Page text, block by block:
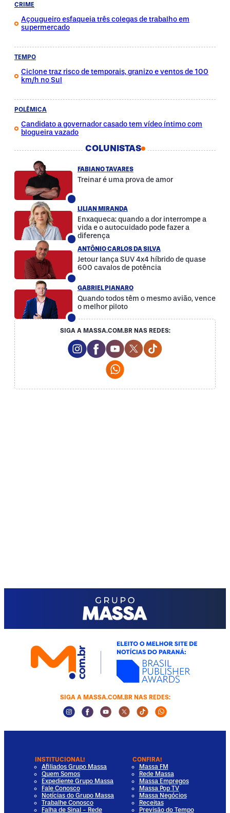
CRIME
Açougueiro esfaqueia três colegas de trabalho em
supermercado
TEMPO
Ciclone traz risco de temporais, granizo e ventos de 100
km/h no Sul
POLÊMICA
Candidato a governador casado tem vídeo íntimo com
blogueira vazado
COLUNISTAS
FABIANO TAVARES
Treinar é uma prova de amor
LILIAN MIRANDA
Enxaqueca: quando a dor interrompe a
vida e o autocuidado pode fazer a
diferença
ANTÔNIO CARLOS DA SILVA
Jetour lança SUV 4x4 híbrido de quase
600 cavalos de potência
GABRIEL PIANARO
Quando todos têm o mesmo avião, vence
o melhor piloto
SIGA A MASSA.COM.BR NAS REDES:
Instagram Social Media
Facebook Social Media
Youtube Social Media
Twitter Social Media
Tiktok Social
SIGA A MASSA.COM.BR NAS REDES:
Instagram Social Media
Facebook Social Media
Youtube Social Media
Twitter Social Media
Tiktok Social Media
Whatsapp
INSTITUCIONAL!
Afiliados Grupo Massa
Quem Somos
Expediente Grupo Massa
Fale Conosco
Notícias do Grupo Massa
Trabalhe Conosco
Falha de Sinal - Rede
CONFIRA!
Massa FM
Rede Massa
Massa Empregos
Massa Pop TV
Massa Negócios
Receitas
Previsão do Tempo